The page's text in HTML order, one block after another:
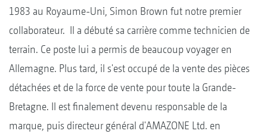
1983 au Royaume-Uni, Simon Brown fut notre premier
collaborateur. Il a débuté sa carrière comme technicien de
terrain. Ce poste lui a permis de beaucoup voyager en
Allemagne. Plus tard, il s'est occupé de la vente des pièces
détachées et de la force de vente pour toute la Grande-
Bretagne. Il est finalement devenu responsable de la
marque, puis directeur général d'AMAZONE Ltd. en